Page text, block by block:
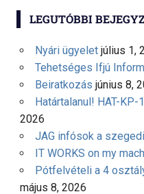
LEGUTÓBBI
Nyári ügyelet július 1,
Tehetséges Ifjú
Beiratkozás június 8,
Határtalanul! HAT-
2026
JAG infósok a
IT WORKS on my
Pótfelvételi a 4
május 8, 2026